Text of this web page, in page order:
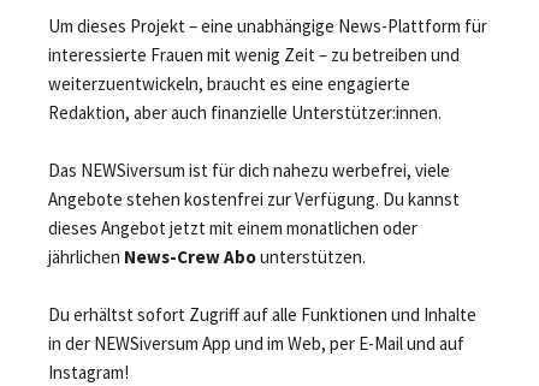
Um dieses Projekt – eine unabhängige News-Plattform für
interessierte Frauen mit wenig Zeit – zu betreiben und
weiterzuentwickeln, braucht es eine engagierte
Redaktion, aber auch finanzielle Unterstützer:innen.
Das NEWSiversum ist für dich nahezu werbefrei, viele
Angebote stehen kostenfrei zur Verfügung. Du kannst
dieses Angebot jetzt mit einem monatlichen oder
jährlichen News-Crew Abounterstützen.
Du erhältst sofort Zugriff auf alle Funktionen und Inhalte
in der NEWSiversum App und im Web, per E-Mail und auf
Instagram!